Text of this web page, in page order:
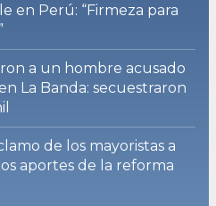
en Perú: “Firmeza para
a un hombre acusado
La Banda: secuestraron
de los mayoristas a
aportes de la reforma